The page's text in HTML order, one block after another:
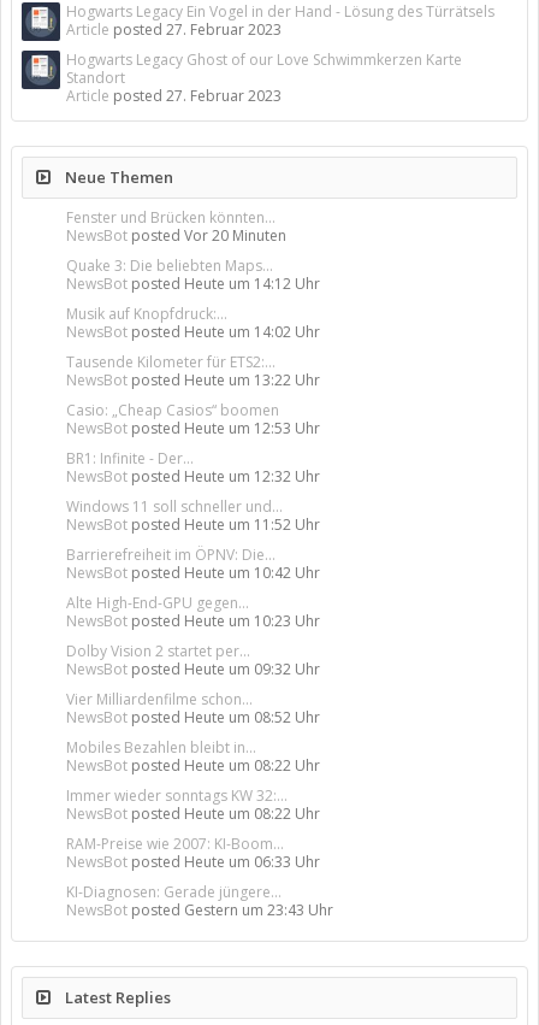
Hogwarts Legacy Ein Vogel in der Hand - Lösung des Türrätsels
Article posted 27. Februar 2023
Hogwarts Legacy Ghost of our Love Schwimmkerzen Karte
Standort
Article posted 27. Februar 2023
Neue Themen
Fenster und Brücken könnten...
NewsBot posted Vor 20 Minuten
Quake 3: Die beliebten Maps...
NewsBot posted Heute um 14:12 Uhr
Musik auf Knopfdruck:...
NewsBot posted Heute um 14:02 Uhr
Tausende Kilometer für ETS2:...
NewsBot posted Heute um 13:22 Uhr
Casio: „Cheap Casios“ boomen
NewsBot posted Heute um 12:53 Uhr
BR1: Infinite - Der...
NewsBot posted Heute um 12:32 Uhr
Windows 11 soll schneller und...
NewsBot posted Heute um 11:52 Uhr
Barrierefreiheit im ÖPNV: Die...
NewsBot posted Heute um 10:42 Uhr
Alte High-End-GPU gegen...
NewsBot posted Heute um 10:23 Uhr
Dolby Vision 2 startet per...
NewsBot posted Heute um 09:32 Uhr
Vier Milliardenfilme schon...
NewsBot posted Heute um 08:52 Uhr
Mobiles Bezahlen bleibt in...
NewsBot posted Heute um 08:22 Uhr
Immer wieder sonntags KW 32:...
NewsBot posted Heute um 08:22 Uhr
RAM-Preise wie 2007: KI-Boom...
NewsBot posted Heute um 06:33 Uhr
KI-Diagnosen: Gerade jüngere...
NewsBot posted Gestern um 23:43 Uhr
Latest Replies